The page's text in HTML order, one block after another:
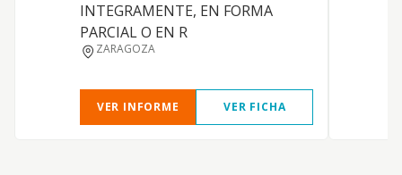
INTEGRAMENTE, EN FORMA
PARCIAL O EN R
ZARAGOZA
VER INFORME VER FICHA